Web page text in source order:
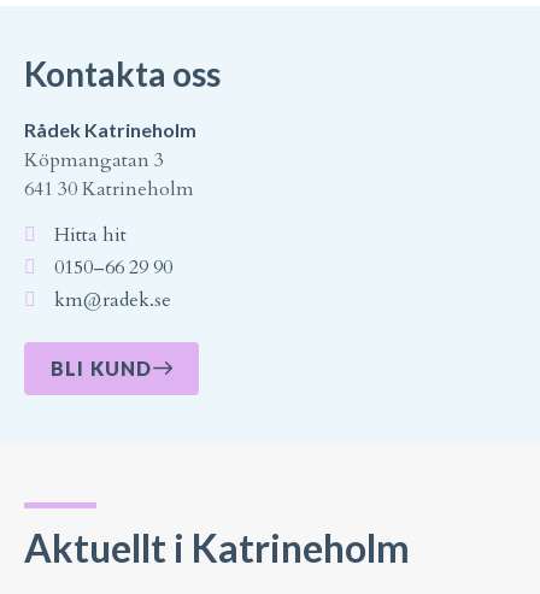
Kontakta oss
Rådek Katrineholm
Köpmangatan 3
641 30 Katrineholm
Hitta hit
0150–66 29 90
km@radek.se
BLI KUND
Aktuellt i Katrineholm